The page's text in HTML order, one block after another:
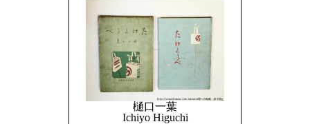
樋口一葉
Ichiyo Higuchi